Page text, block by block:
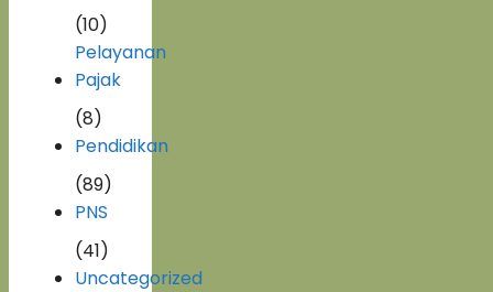
(10)
Pelayanan
Pajak
(8)
Pendidikan
(89)
PNS
(41)
Uncategorized